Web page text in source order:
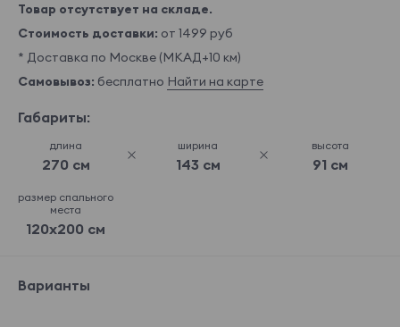
Товар отсутствует на складе.
Стоимость доставки: от 1499 руб
* Доставка по Москве (МКАД+10 км)
Самовывоз: бесплатно Найти на карте
Габариты:
длина
270 см
ширина
143 см
высота
91 см
размер спального
места
120x200 см
Варианты